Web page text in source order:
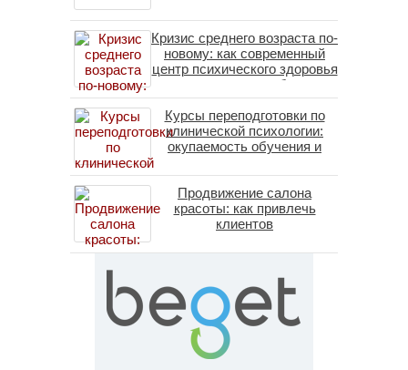
Кризис среднего возраста по-
новому: как современный
центр психического здоровья
помогает пересобрать
личность без таблеток
(методы ДПДГ и КПТ)
Курсы переподготовки по
клинической психологии:
окупаемость обучения и
специалистов в 2026 году
Продвижение салона
красоты: как привлечь
клиентов